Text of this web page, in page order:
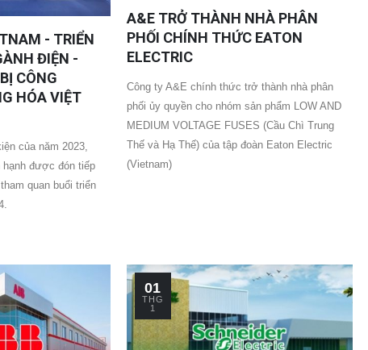
- TRIỂN
ĐIỆN -
CÔNG
HÓA VIỆT
của năm 2023,
hạnh được đón tiếp
quan buổi triển
A&E TRỞ THÀNH NHÀ PHÂN
PHỐI CHÍNH THỨC EATON
ELECTRIC
Công ty A&E chính thức trở thành nhà phân
phối ủy quyền cho nhóm sản phẩm LOW AND
MEDIUM VOLTAGE FUSES (Cầu Chì Trung
Thế và Hạ Thế) của tập đoàn Eaton Electric
(Vietnam)
01
THG
1